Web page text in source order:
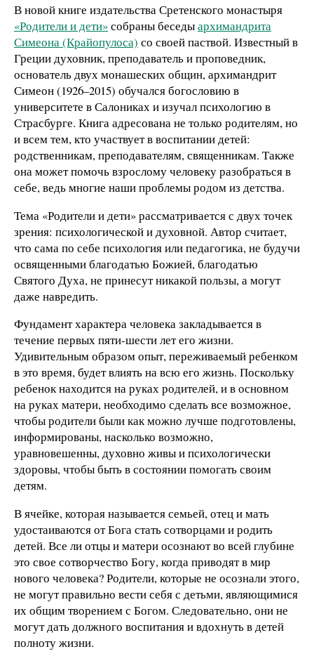
В новой книге издательства Сретенского монастыря
«Родители и дети»собраны беседыархимандрита
Симеона (Крайопулоса) со своей паствой. Известный в
Греции духовник, преподаватель и проповедник,
основатель двух монашеских общин, архимандрит
Симеон (1926–2015) обучался богословию в
университете в Салониках и изучал психологию в
Страсбурге. Книга адресована не только родителям, но
и всем тем, кто участвует в воспитании детей:
родственникам, преподавателям, священникам. Также
она может помочь взрослому человеку разобраться в
себе, ведь многие наши проблемы родом из детства.
Тема «Родители и дети» рассматривается с двух точек
зрения: психологической и духовной. Автор считает,
что сама по себе психология или педагогика, не будучи
освященными благодатью Божией, благодатью
Святого Духа, не принесут никакой пользы, а могут
даже навредить.
Фундамент характера человека закладывается в
течение первых пяти-шести лет его жизни.
Удивительным образом опыт, переживаемый ребенком
в это время, будет влиять на всю его жизнь. Поскольку
ребенок находится на руках родителей, и в основном
на руках матери, необходимо сделать все возможное,
чтобы родители были как можно лучше подготовлены,
информированы, насколько возможно,
уравновешенны, духовно живы и психологически
здоровы, чтобы быть в состоянии помогать своим
детям.
В ячейке, которая называется семьей, отец и мать
удостаиваются от Бога стать сотворцами и родить
детей. Все ли отцы и матери осознают во всей глубине
это свое сотворчество Богу, когда приводят в мир
нового человека? Родители, которые не осознали этого,
не могут правильно вести себя с детьми, являющимися
их общим творением с Богом. Следовательно, они не
могут дать должного воспитания и вдохнуть в детей
полноту жизни.